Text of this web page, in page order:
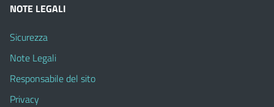
NOTE LEGALI
Sicurezza
Note Legali
Responsabile del sito
Privacy